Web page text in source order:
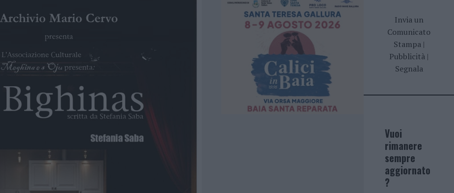
Invia un
Comunicato
Stampa|
Pubblicità |
Segnala
Vuoi
rimanere
sempre
aggiornato
?